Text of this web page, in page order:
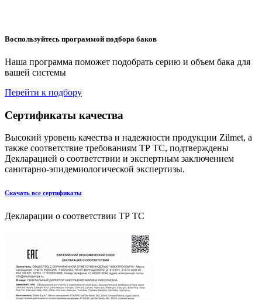
Воспользуйтесь программой подбора баков
Наша программа поможет подобрать серию и объем бака для
вашей системы
Перейти к подбору
Сертификаты качества
Высокий уровень качества и надежности продукции Zilmet, а
также соответствие требованиям ТР ТС, подтверждены
Декларацией о соответствии и экспертным заключением
санитарно-эпидемиологической экспертизы.
Скачать все сертификаты
Декларации о соответствии ТР ТС